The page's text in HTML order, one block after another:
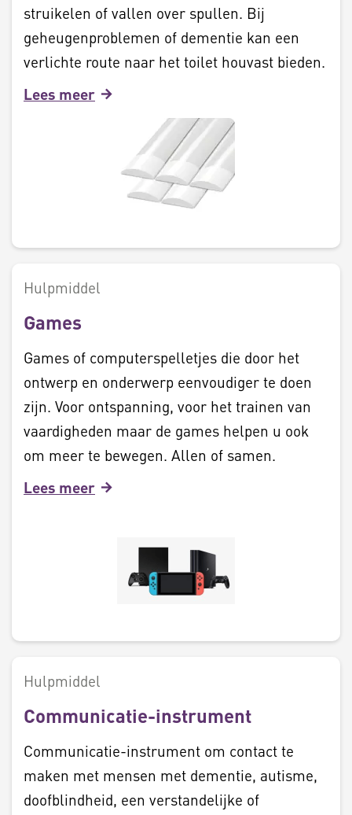
struikelen of vallen over spullen. Bij
geheugenproblemen of dementie kan een
verlichte route naar het toilet houvast bieden.
Lees meer
Hulpmiddel
Games
Games of computerspelletjes die door het
ontwerp en onderwerp eenvoudiger te doen
zijn. Voor ontspanning, voor het trainen van
vaardigheden maar de games helpen u ook
om meer te bewegen. Allen of samen.
Lees meer
Hulpmiddel
Communicatie-instrument
Communicatie-instrument om contact te
maken met mensen met dementie, autisme,
doofblindheid, een verstandelijke of